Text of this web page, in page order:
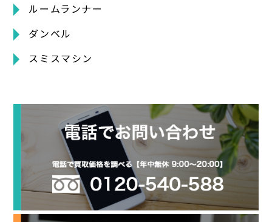
ルームランナー
ダンベル
スミスマシン